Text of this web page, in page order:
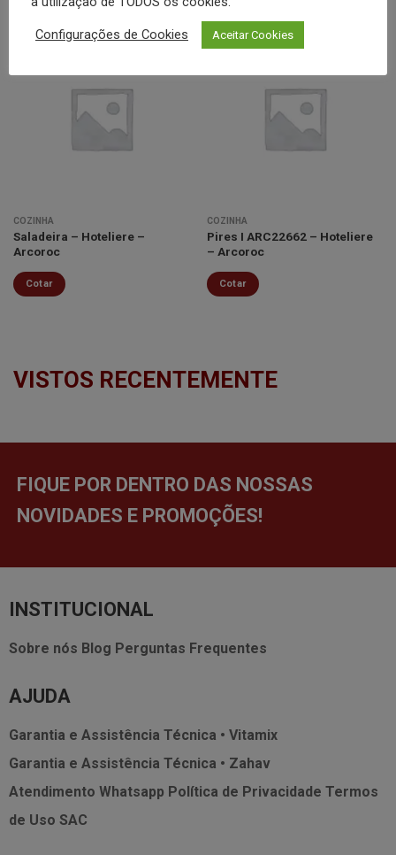
COZINHA
Saladeira – Hoteliere –
Arcoroc
Cotar
COZINHA
Pires I ARC22662 – Hoteliere
– Arcoroc
Cotar
VISTOS RECENTEMENTE
FIQUE POR DENTRO DAS NOSSAS
NOVIDADES E PROMOÇÕES!
INSTITUCIONAL
Sobre nós Blog Perguntas Frequentes
AJUDA
Garantia e Assistência Técnica • Vitamix
Garantia e Assistência Técnica • Zahav
Atendimento Whatsapp Política de Privacidade Termos
de Uso SAC
Configurações de Cookies Aceitar Cookies